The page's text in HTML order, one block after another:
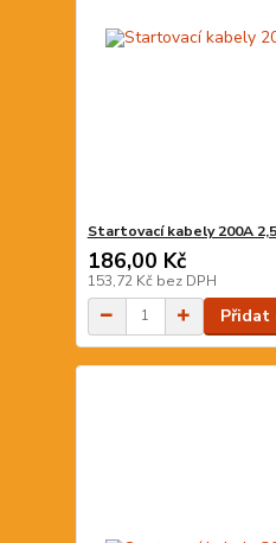
Startovací kabely 200A
186,00 Kč
153,72 Kč bez DPH
Přidat